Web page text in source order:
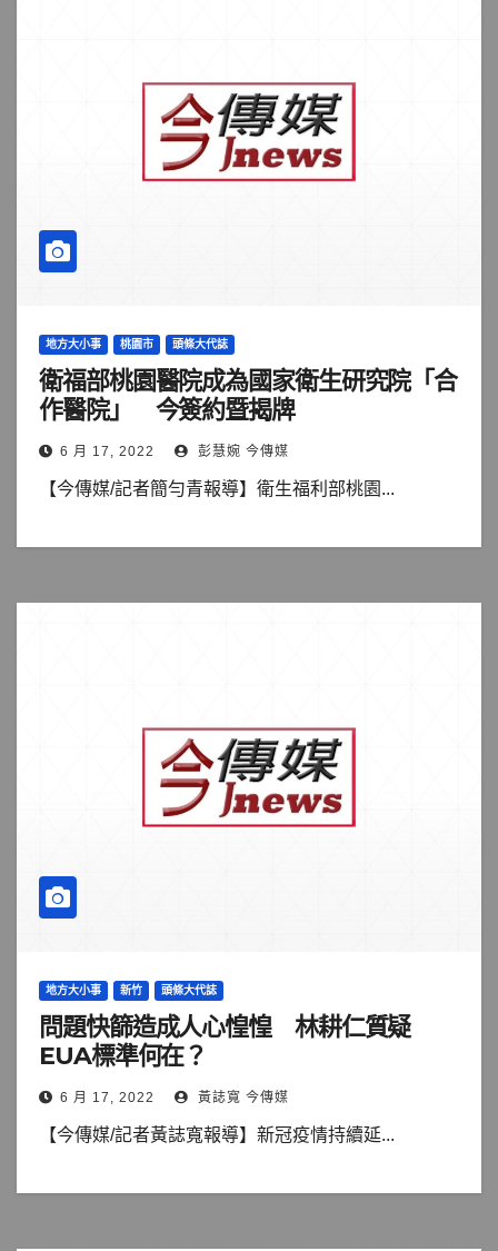
地方大小事 桃園市 頭條大代誌
衛福部桃園醫院成為國家衛生研究院「合
作醫院」 今簽約暨揭牌
6 月 17, 2022 彭慧婉 今傳媒
【今傳媒/記者簡勻青報導】衛生福利部桃園...
地方大小事 新竹 頭條大代誌
問題快篩造成人心惶惶 林耕仁質疑
EUA標準何在？
6 月 17, 2022 黃誌寬 今傳媒
【今傳媒/記者黃誌寬報導】新冠疫情持續延...